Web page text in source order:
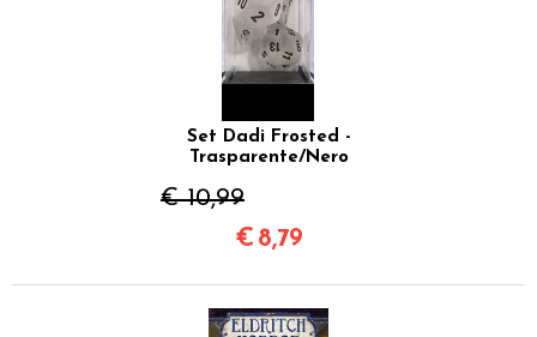
Set Dadi Frosted -
Trasparente/Nero
€ 10,99
€ 8,79